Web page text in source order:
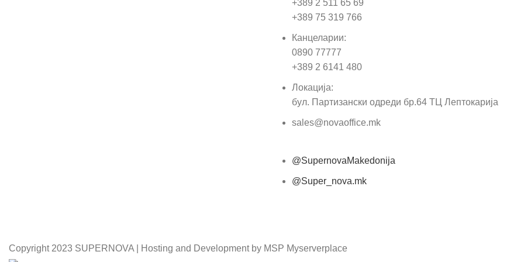
+389 2 511 65 69
+389 75 319 766
Канцеларии:
0890 77777
+389 2 6141 480
Локација:
бул. Партизански одреди бр.64 ТЦ Лептокарија
sales@novaoffice.mk
@SupernovaMakedonija
@Super_nova.mk
Copyright 2023 SUPERNOVA | Hosting and Development by MSP Myserverplace